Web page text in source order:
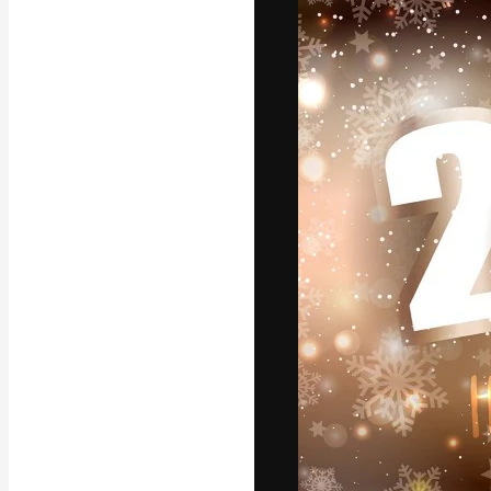
La
migliori lavori.
creativi,
Italiano
Copyright © 2010-